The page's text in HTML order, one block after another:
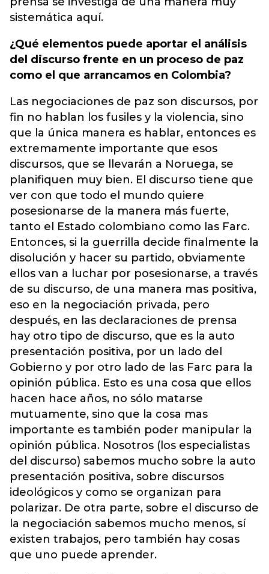
sistemática aquí.
¿Qué elementos puede aportar el análisis
del discurso frente en un proceso de paz
como el que arrancamos en Colombia?
Las negociaciones de paz son discursos, por
fin no hablan los fusiles y la violencia, sino
que la única manera es hablar, entonces es
extremamente importante que esos
discursos, que se llevarán a Noruega, se
planifiquen muy bien. El discurso tiene que
ver con que todo el mundo quiere
posesionarse de la manera más fuerte,
tanto el Estado colombiano como las Farc.
Entonces, si la guerrilla decide finalmente la
disolución y hacer su partido, obviamente
ellos van a luchar por posesionarse, a través
de su discurso, de una manera mas positiva,
eso en la negociación privada, pero
después, en las declaraciones de prensa
hay otro tipo de discurso, que es la auto
presentación positiva, por un lado del
Gobierno y por otro lado de las Farc para la
opinión pública. Esto es una cosa que ellos
hacen hace años, no sólo matarse
mutuamente, sino que la cosa mas
importante es también poder manipular la
opinión pública. Nosotros (los especialistas
del discurso) sabemos mucho sobre la auto
presentación positiva, sobre discursos
ideológicos y como se organizan para
polarizar. De otra parte, sobre el discurso de
la negociación sabemos mucho menos, sí
existen trabajos, pero también hay cosas
que uno puede aprender.